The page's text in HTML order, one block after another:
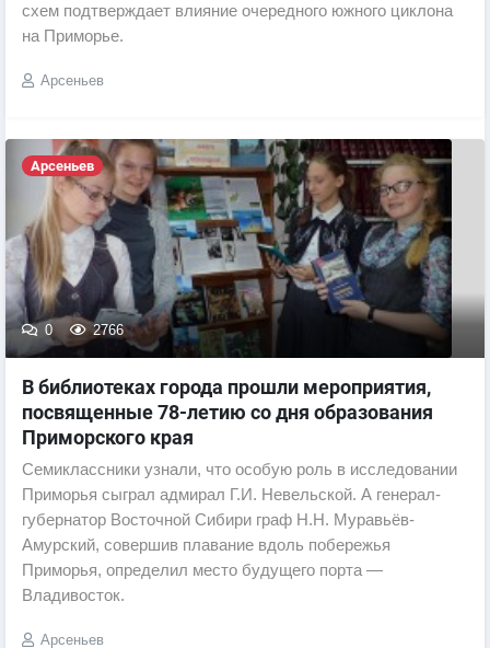
схем подтверждает влияние очередного южного циклона
на Приморье.
Арсеньев
Арсеньев
0 2766
В библиотеках города прошли мероприятия,
посвященные 78-летию со дня образования
Приморского края
Семиклассники узнали, что особую роль в исследовании
Приморья сыграл адмирал Г.И. Невельской. А генерал-
губернатор Восточной Сибири граф Н.Н. Муравьёв-
Амурский, совершив плавание вдоль побережья
Приморья, определил место будущего порта —
Владивосток.
Арсеньев